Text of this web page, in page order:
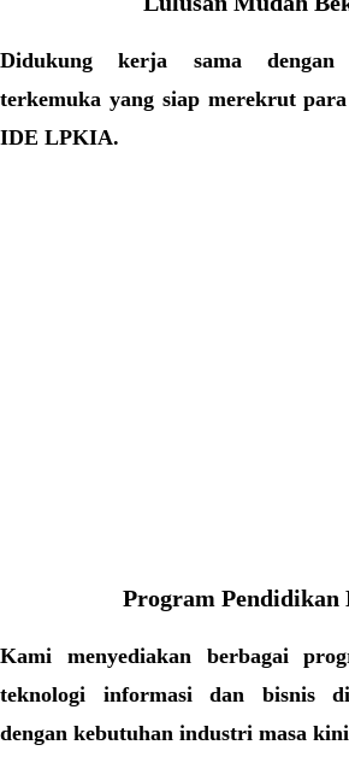
Didukung kerja sama dengan
terkemuka yang siap merekrut
IDE LPKIA.
Program Pendidikan
Kami menyediakan berbagai
teknologi informasi dan bisnis
dengan kebutuhan industri masa